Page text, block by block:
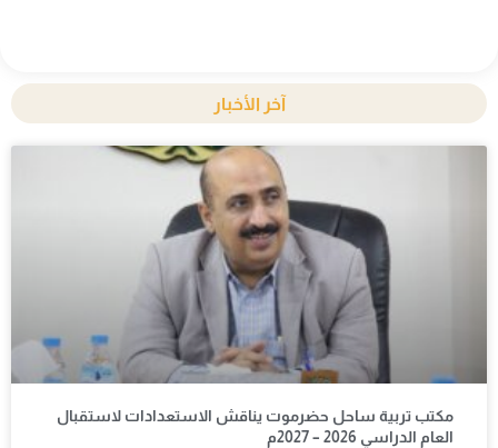
آخر الأخبار
مكتب تربية ساحل حضرموت يناقش الاستعدادات لاستقبال
العام الدراسي 2026 – 2027م